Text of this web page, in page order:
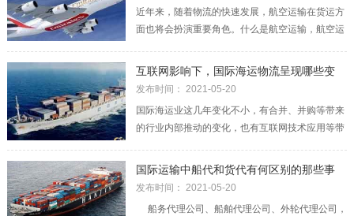
近年来，随着物流的快速发展，航空运输在货运方
面也将会扮演重要角色。什么是航空运输，航空运
么是航空运输航空运输又称飞机运输，简称;空运，
互联网影响下，国际海运物流呈现哪些变
化？
发布时间： 2021-05-20
国际海运业这几年变化不小，有合并、并购等带来
的行业内部推动的变化，也有互联网技术应用等带
流领域以来，很多创业企业在这个领域耕耘，给行
国际运输中船代和货代有何区别的那些事
发布时间： 2021-05-20
船务代理公司、船舶代理公司、外轮代理公司，